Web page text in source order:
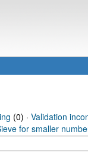
(0) · Validation
for smaller